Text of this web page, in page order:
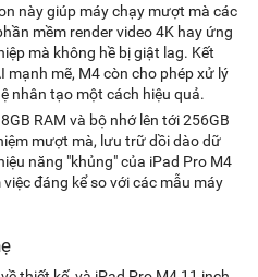
này giúp máy chạy mượt mà các
mềm render video 4K hay ứng
mà không hề bị giật lag. Kết
mạnh mẽ, M4 còn cho phép xử lý
nhân tạo một cách hiệu quả.
RAM và bộ nhớ lên tới 256GB
mượt mà, lưu trữ dồi dào dữ
năng "khủng" của iPad Pro M4
đáng kể so với các mẫu máy